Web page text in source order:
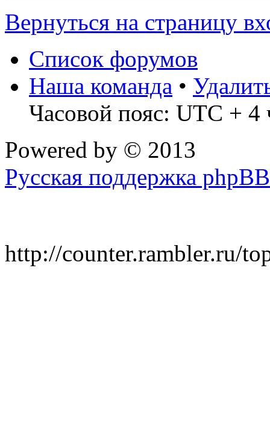
Вернуться на страницу
Список форумов
Наша команда •
Часовой пояс: UTC + 4
Powered by © 2013
Русская поддержка phpBB
http://counter.rambler.ru/